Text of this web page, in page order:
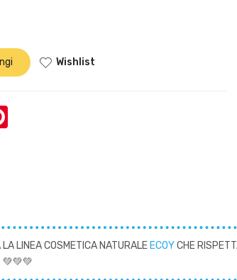
Wishlist
LINEA COSMETICA NATURALE ECOYCHE
💚💚💚